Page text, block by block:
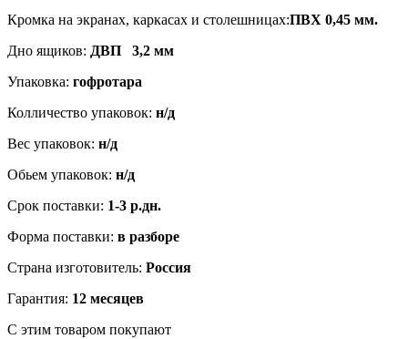
Кромка на экранах, каркасах и столешницах:ПВХ 0,45 мм.
Дно ящиков: ДВП 3,2 мм
Упаковка: гофротара
Колличество упаковок: н/д
Вес упаковок: н/д
Обьем упаковок: н/д
Срок поставки: 1-3 р.дн.
Форма поставки: в разборе
Страна изготовитель: Россия
Гарантия: 12 месяцев
С этим товаром покупают